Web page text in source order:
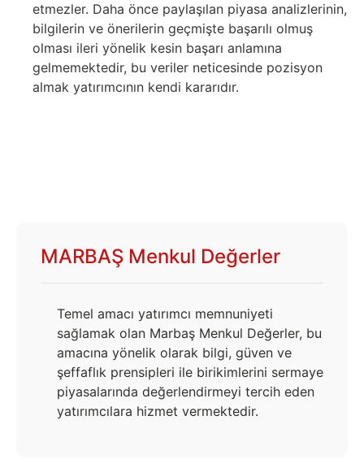
etmezler. Daha önce paylaşılan piyasa analizlerinin,
bilgilerin ve önerilerin geçmişte başarılı olmuş
olması ileri yönelik kesin başarı anlamına
gelmemektedir, bu veriler neticesinde pozisyon
almak yatırımcının kendi kararıdır.
MARBAŞ Menkul Değerler
Temel amacı yatırımcı memnuniyeti
sağlamak olan Marbaş Menkul Değerler, bu
amacına yönelik olarak bilgi, güven ve
şeffaflık prensipleri ile birikimlerini sermaye
piyasalarında değerlendirmeyi tercih eden
yatırımcılara hizmet vermektedir.